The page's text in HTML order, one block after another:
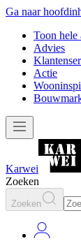
Ga naar
Toon hele
Advies
Actie
Karwei
Zoeken
Zoeken